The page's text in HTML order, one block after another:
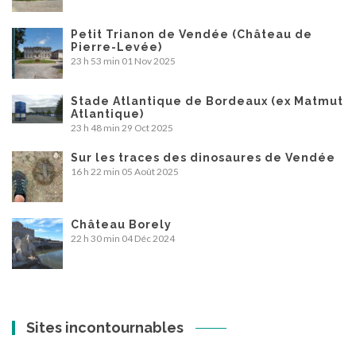
Petit Trianon de Vendée (Château de
Pierre-Levée)
23 h 53 min 01 Nov 2025
Stade Atlantique de Bordeaux (ex Matmut
Atlantique)
23 h 48 min 29 Oct 2025
Sur les traces des dinosaures de Vendée
16 h 22 min 05 Août 2025
Château Borely
22 h 30 min 04 Déc 2024
Sites incontournables